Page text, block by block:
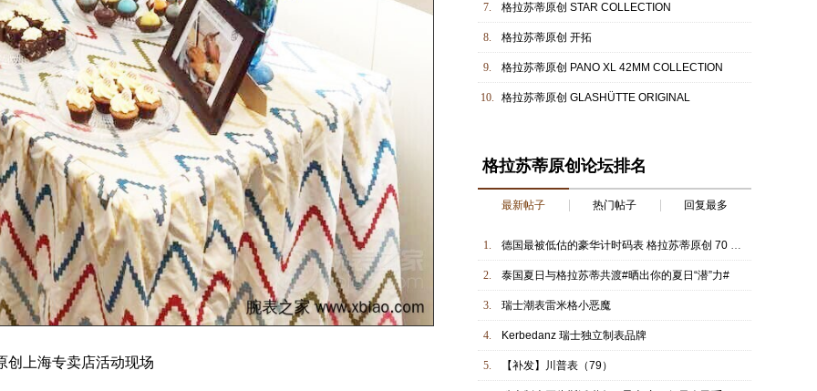
创上海专卖店活动现场
7. 格拉苏蒂原创 STAR COLLECTION
8. 格拉苏蒂原创 开拓
9. 格拉苏蒂原创 PANO XL 42MM COLLECTION
10. 格拉苏蒂原创 GLASHÜTTE ORIGINAL
格拉苏蒂原创论坛排名
最新帖子 热门帖子 回复最多
1. 德国最被低估的豪华计时码表 格拉苏蒂原创 70 年代绿色款
2. 泰国夏日与格拉苏蒂共渡#晒出你的夏日“潜”力#
3. 瑞士潮表雷米格小恶魔
4. Kerbedanz 瑞士独立制表品牌
5. 【补发】川普表（79）